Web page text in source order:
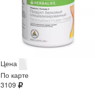
Цена
По карте
3109